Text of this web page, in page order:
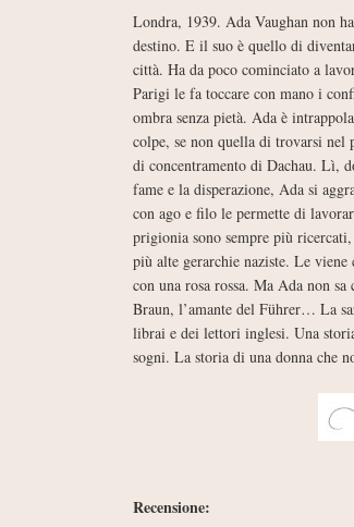
Londra, 1939. Ada Vaughan non
destino. E il suo è quello di
città. Ha da poco cominciato a
Parigi le fa toccare con mano i
ombra senza pietà. Ada è
colpe, se non quella di trovarsi nel
di concentramento di Dachau. Lì,
fame e la disperazione, Ada si
con ago e filo le permette di
prigionia sono sempre più
più alte gerarchie naziste. Le
con una rosa rossa. Ma Ada non
Braun, l’amante del Führer… La
librai e dei lettori inglesi. Una
sogni. La storia di una donna che
Recensione: